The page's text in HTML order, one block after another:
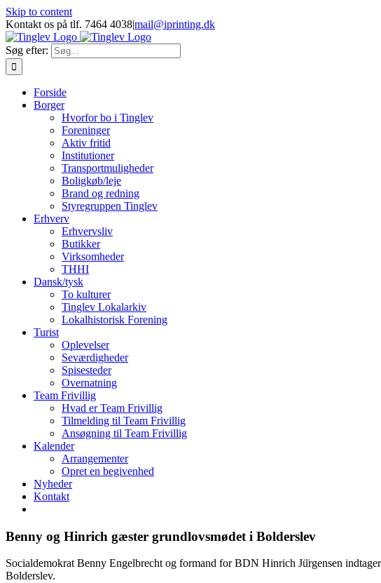
Skip to content
Kontakt os på tlf. 7464 4038|mail@iprinting.dk
Søg efter:
Forside
Borger
Hvorfor bo i Tinglev
Foreninger
Aktiv fritid
Institutioner
Transportmuligheder
Boligkøb/leje
Brand og redning
Styregruppen Tinglev
Erhverv
Erhvervsliv
Butikker
Virksomheder
THHI
Dansk/tysk
To kulturer
Tinglev Lokalarkiv
Lokalhistorisk Forening
Turist
Oplevelser
Seværdigheder
Spisesteder
Overnatning
Team Frivillig
Hvad er Team Frivillig
Tilmelding til Team Frivillig
Ansøgning til Team Frivillig
Kalender
Arrangementer
Opret en begivenhed
Nyheder
Kontakt
Benny og Hinrich gæster grundlovsmødet i Bolderslev
Socialdemokrat Benny Engelbrecht og formand for BDN Hinrich Jü̈rgensen
Bolderslev.